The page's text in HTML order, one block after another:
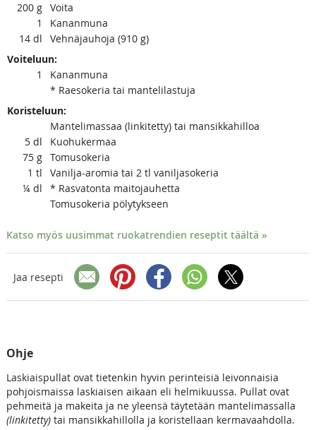
200 g Voita
1
Kananmuna
14 dl
Vehnäjauhoja (910 g)
Voiteluun:
1
Kananmuna
* Raesokeria tai mantelilastuja
Koristeluun:
Mantelimassaa (linkitetty) tai mansikkahilloa
5 dl
Kuohukermaa
75 g Tomusokeria
1 tl
Vanilja-aromia tai 2 tl vaniljasokeria
¼ dl
* Rasvatonta maitojauhetta
Tomusokeria pölytykseen
Katso myös uusimmat ruokatrendien reseptit täältä »
Jaa resepti
Ohje
Laskiaispullat ovat tietenkin hyvin perinteisiä leivonnaisia
pohjoismaissa laskiaisen aikaan eli helmikuussa. Pullat ovat
pehmeitä ja makeita ja ne yleensä täytetään mantelimassalla
(linkitetty)tai mansikkahillolla ja koristellaan kermavaahdolla.